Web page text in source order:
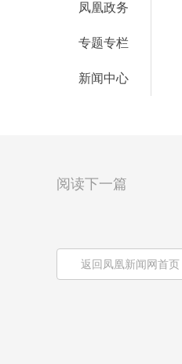
凤凰政务
专题专栏
新闻中心
阅读下一篇
返回凤凰新闻网首页